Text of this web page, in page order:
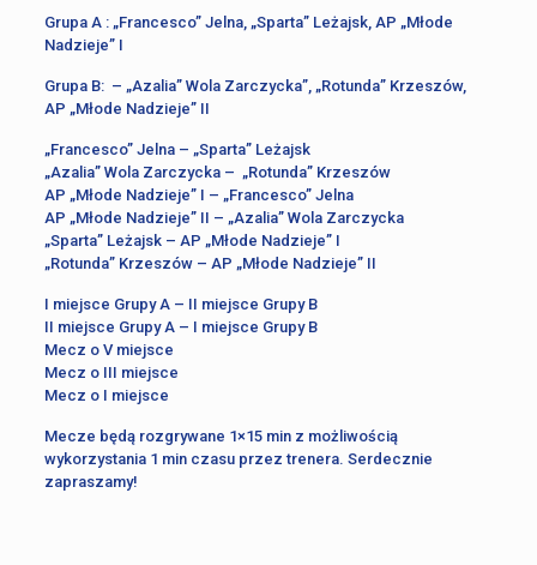
Grupa A : „Francesco” Jelna, „Sparta” Leżajsk, AP „Młode
Nadzieje” I
Grupa B: – „Azalia” Wola Zarczycka”, „Rotunda” Krzeszów,
AP „Młode Nadzieje” II
„Francesco” Jelna – „Sparta” Leżajsk
„Azalia” Wola Zarczycka – „Rotunda” Krzeszów
AP „Młode Nadzieje” I – „Francesco” Jelna
AP „Młode Nadzieje” II – „Azalia” Wola Zarczycka
„Sparta” Leżajsk – AP „Młode Nadzieje” I
„Rotunda” Krzeszów – AP „Młode Nadzieje” II
I miejsce Grupy A – II miejsce Grupy B
II miejsce Grupy A – I miejsce Grupy B
Mecz o V miejsce
Mecz o III miejsce
Mecz o I miejsce
Mecze będą rozgrywane 1×15 min z możliwością
wykorzystania 1 min czasu przez trenera. Serdecznie
zapraszamy!